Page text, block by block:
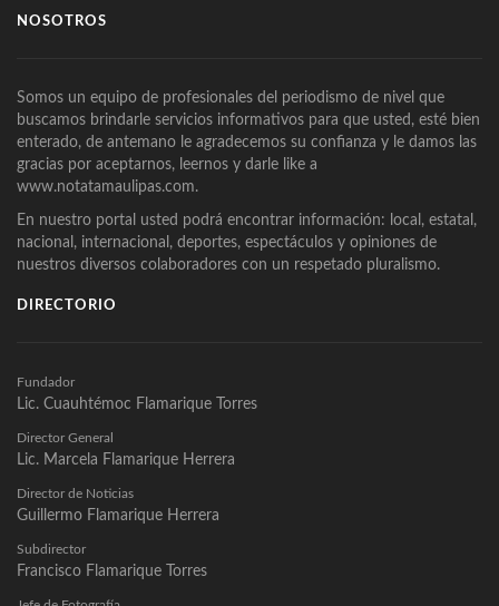
NOSOTROS
Somos un equipo de profesionales del periodismo de nivel que
buscamos brindarle servicios informativos para que usted, esté bien
enterado, de antemano le agradecemos su confianza y le damos las
gracias por aceptarnos, leernos y darle like a
www.notatamaulipas.com.
En nuestro portal usted podrá encontrar información: local, estatal,
nacional, internacional, deportes, espectáculos y opiniones de
nuestros diversos colaboradores con un respetado pluralismo.
DIRECTORIO
Fundador
Lic. Cuauhtémoc Flamarique Torres
Director General
Lic. Marcela Flamarique Herrera
Director de Noticias
Guillermo Flamarique Herrera
Subdirector
Francisco Flamarique Torres